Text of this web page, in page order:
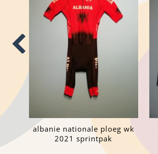
albanie nationale ploeg wk
2021 sprintpak